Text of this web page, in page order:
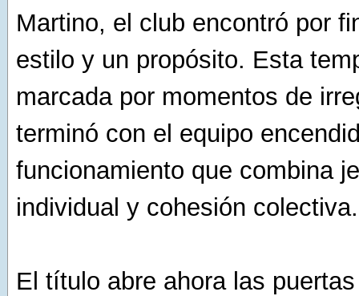
Martino, el club encontró por
estilo y un propósito. Esta
marcada por momentos de
terminó con el equipo
funcionamiento que combina
individual y cohesión colectiva.
El título abre ahora las